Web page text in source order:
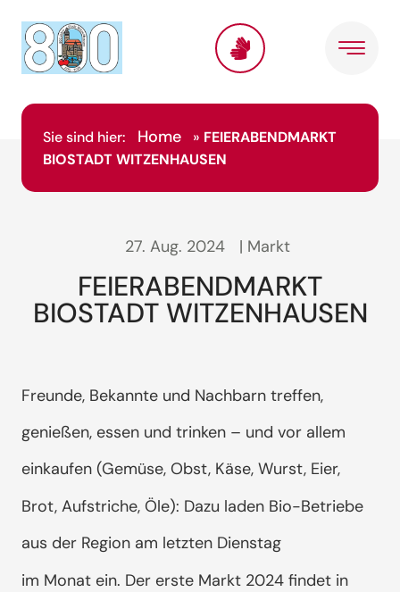
Sie sind hier: Home » FEIERABENDMARKT
BIOSTADT WITZENHAUSEN
27. Aug. 2024 | Markt
FEIERABENDMARKT
BIOSTADT WITZENHAUSEN
Freunde, Bekannte und Nachbarn treffen,
genießen, essen und trinken – und vor allem
einkaufen (Gemüse, Obst, Käse, Wurst, Eier,
Brot, Aufstriche, Öle): Dazu laden Bio-Betriebe
aus der Region am letzten Dienstag
im Monat ein. Der erste Markt 2024 findet in